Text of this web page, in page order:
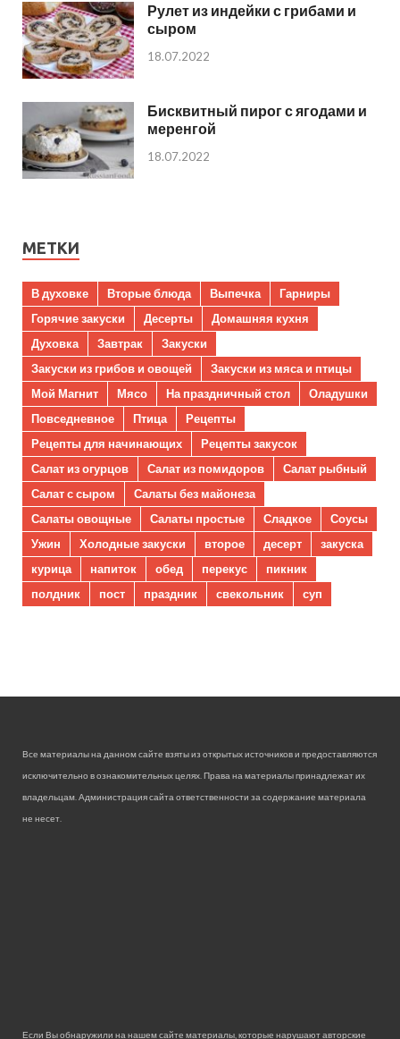
Рулет из индейки с грибами и
сыром
18.07.2022
Бисквитный пирог с ягодами и
меренгой
18.07.2022
МЕТКИ
В духовке Вторые блюда Выпечка
Гарниры
Горячие закуски
Десерты
Домашняя кухня
Духовка
Завтрак
Закуски
Закуски из грибов и овощей
Закуски из мяса и птицы
Мой Магнит
Мясо На праздничный стол
Оладушки
Повседневное
Птица
Рецепты
Рецепты для начинающих
Рецепты закусок
Салат из огурцов
Салат из помидоров
Салат рыбный
Салат с сыром
Салаты без майонеза
Салаты овощные
Салаты простые Сладкое
Соусы
Ужин
Холодные закуски второе десерт
закуска
курица
напиток обед перекус
пикник
полдник
пост праздник свекольник суп
Все материалы на данном сайте взяты из открытых источников и предоставляются
исключительно в ознакомительных целях. Права на материалы принадлежат их
владельцам. Администрация сайта ответственности за содержание материала
не несет.
Если Вы обнаружили на нашем сайте материалы, которые нарушают авторские